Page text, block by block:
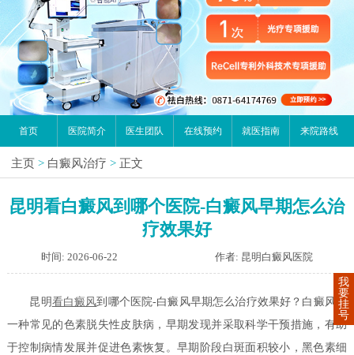
首页 医院简介 医生团队 在线预约 就医指南 来院路线
主页 > 白癜风治疗 > 正文
昆明看白癜风到哪个医院-白癜风早期怎么治
疗效果好
时间: 2026-06-22 作者: 昆明白癜风医院
昆明看白癜风到哪个医院-白癜风早期怎么治疗效果好？白癜风是
一种常见的色素脱失性皮肤病，早期发现并采取科学干预措施，有助
于控制病情发展并促进色素恢复。早期阶段白斑面积较小，黑色素细
我
要
挂
号